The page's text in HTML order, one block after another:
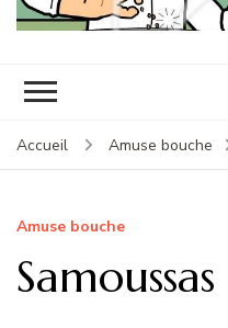
Accueil Amuse bouche
Amuse bouche
Samoussas